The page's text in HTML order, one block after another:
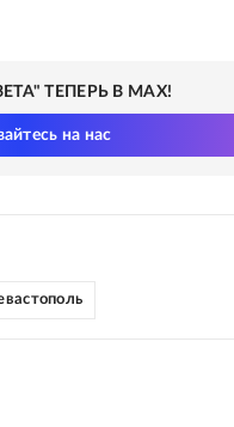
ТЕПЕРЬ В MAX!
на нас